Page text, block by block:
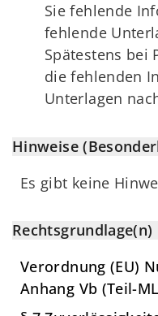
Sie fehlende
fehlende
Spätestens bei
die fehlenden
Unterlagen
Hinweise
Es gibt keine
Rechtsgrundlage(n)
Verordnung (EU)
Anhang Vb (Teil-